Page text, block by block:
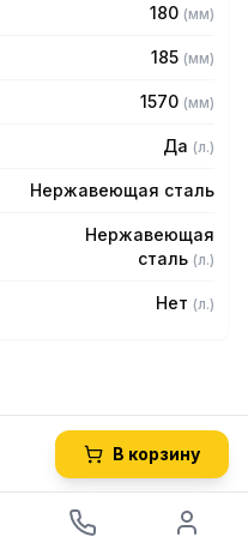
180 (мм)
185 (мм)
1570 (мм)
Да (л.)
Нержавеющая сталь
Нержавеющая
сталь (л.)
Нет (л.)
В корзину